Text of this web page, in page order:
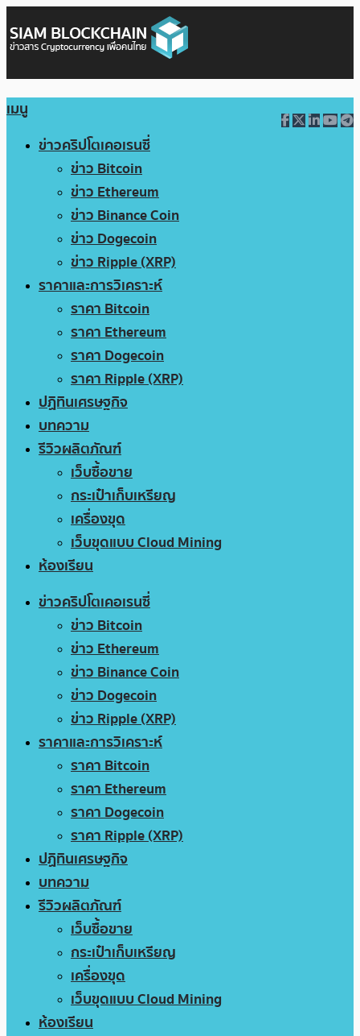
เมนู
ข่าวคริปโตเคอเรนซี่
ข่าว Bitcoin
ข่าว Ethereum
ข่าว Binance Coin
ข่าว Dogecoin
ข่าว Ripple (XRP)
ราคาและการวิเคราะห์
ราคา Bitcoin
ราคา Ethereum
ราคา Dogecoin
ราคา Ripple (XRP)
ปฏิทินเศรษฐกิจ
บทความ
รีวิวผลิตภัณฑ์
เว็บซื้อขาย
กระเป๋าเก็บเหรียญ
เครื่องขุด
เว็บขุดแบบ Cloud Mining
ห้องเรียน
ข่าวคริปโตเคอเรนซี่
ข่าว Bitcoin
ข่าว Ethereum
ข่าว Binance Coin
ข่าว Dogecoin
ข่าว Ripple (XRP)
ราคาและการวิเคราะห์
ราคา Bitcoin
ราคา Ethereum
ราคา Dogecoin
ราคา Ripple (XRP)
ปฏิทินเศรษฐกิจ
บทความ
รีวิวผลิตภัณฑ์
เว็บซื้อขาย
กระเป๋าเก็บเหรียญ
เครื่องขุด
เว็บขุดแบบ Cloud Mining
ห้องเรียน